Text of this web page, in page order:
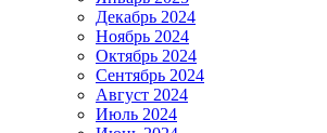
Декабрь 2024
Ноябрь 2024
Октябрь 2024
Сентябрь 2024
Август 2024
Июль 2024